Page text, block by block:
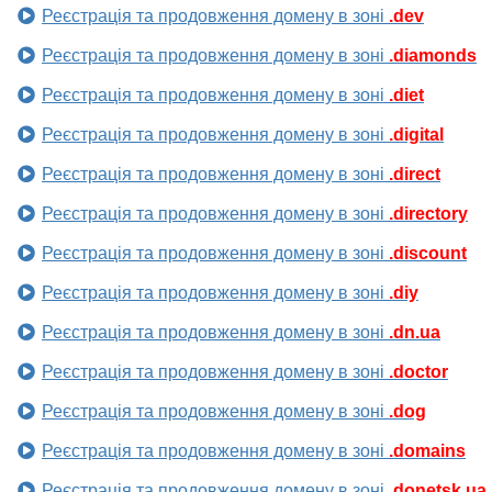
Реєстрація та продовження домену в зоні .dev
Реєстрація та продовження домену в зоні .diamonds
Реєстрація та продовження домену в зоні .diet
Реєстрація та продовження домену в зоні .digital
Реєстрація та продовження домену в зоні .direct
Реєстрація та продовження домену в зоні .directory
Реєстрація та продовження домену в зоні .discount
Реєстрація та продовження домену в зоні .diy
Реєстрація та продовження домену в зоні .dn.ua
Реєстрація та продовження домену в зоні .doctor
Реєстрація та продовження домену в зоні .dog
Реєстрація та продовження домену в зоні .domains